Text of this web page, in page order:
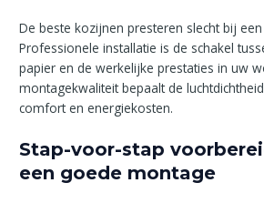
De beste kozijnen presteren slecht bij
Professionele installatie is de schakel
papier en de werkelijke prestaties in uw
montagekwaliteit bepaalt de
comfort en energiekosten.
Stap-voor-stap
een goede montage